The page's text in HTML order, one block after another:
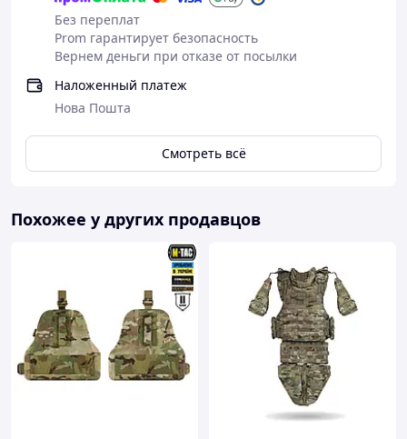
Без переплат
Prom гарантирует безопасность
Вернем деньги при отказе от посылки
Наложенный платеж
Нова Пошта
Смотреть всё
Похожее у других продавцов